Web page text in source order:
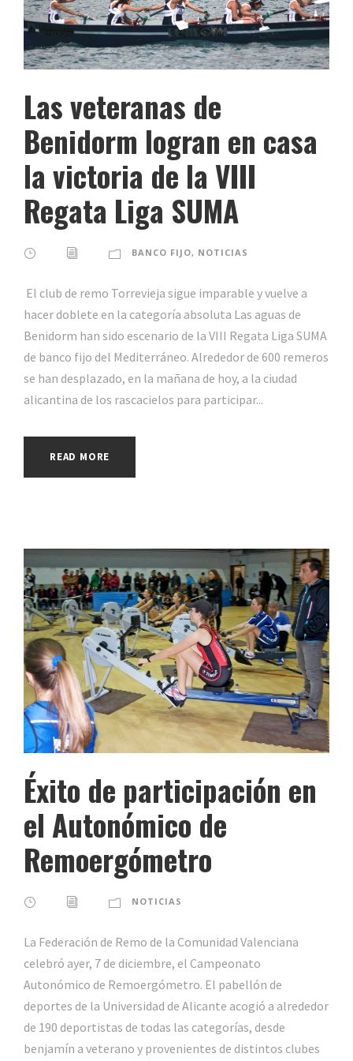
Las veteranas de
Benidorm logran en casa
la victoria de la VIII
Regata Liga SUMA
BANCO FIJO, NOTICIAS
El club de remo Torrevieja sigue imparable y vuelve a
hacer doblete en la categoría absoluta Las aguas de
Benidorm han sido escenario de la VIII Regata Liga SUMA
de banco fijo del Mediterráneo. Alrededor de 600 remeros
se han desplazado, en la mañana de hoy, a la ciudad
alicantina de los rascacielos para participar...
READ MORE
Éxito de participación en
el Autonómico de
Remoergómetro
NOTICIAS
La Federación de Remo de la Comunidad Valenciana
celebró ayer, 7 de diciembre, el Campeonato
Autonómico de Remoergómetro. El pabellón de
deportes de la Universidad de Alicante acogió a alrededor
de 190 deportistas de todas las categorías, desde
benjamín a veterano y provenientes de distintos clubes